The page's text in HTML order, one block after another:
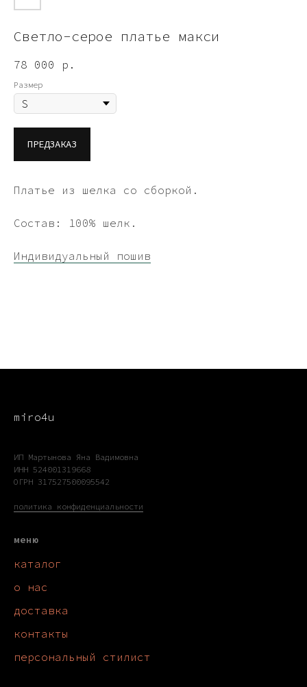
Светло-серое платье макси
78 000 р.
Размер
ПРЕДЗАКАЗ
Платье из шелка со сборкой.
Состав: 100% шелк.
Индивидуальный пошив
miro4u
ИП Мартынова Яна Вадимовна
ИНН 524001319668
ОГРН 317527500095542
политика конфиденциальности
меню
каталог
о нас
доставка
контакты
персональный стилист